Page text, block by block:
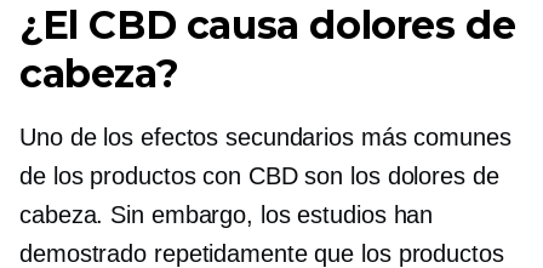
¿El CBD causa dolores de
cabeza?
Uno de los efectos secundarios más comunes
de los productos con CBD son los dolores de
cabeza. Sin embargo, los estudios han
demostrado repetidamente que los productos